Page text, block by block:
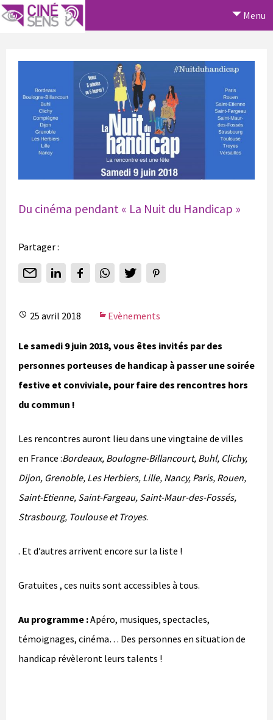
Menu
Du cinéma pendant « La Nuit du Handicap »
Partager :
25 avril 2018 Evènements
Le samedi 9 juin 2018, vous êtes invités par des
personnes porteuses de handicap à passer une soirée
festive et conviviale, pour faire des rencontres hors
du commun !
Les rencontres auront lieu dans une vingtaine de villes
en France :Bordeaux, Boulogne-Billancourt, Buhl, Clichy,
Dijon, Grenoble, Les Herbiers, Lille, Nancy, Paris, Rouen,
Saint-Etienne, Saint-Fargeau, Saint-Maur-des-Fossés,
Strasbourg, Toulouse et Troyes.
. Et d’autres arrivent encore sur la liste !
Gratuites , ces nuits sont accessibles à tous.
Au programme :Apéro, musiques, spectacles,
témoignages, cinéma… Des personnes en situation de
handicap révèleront leurs talents !